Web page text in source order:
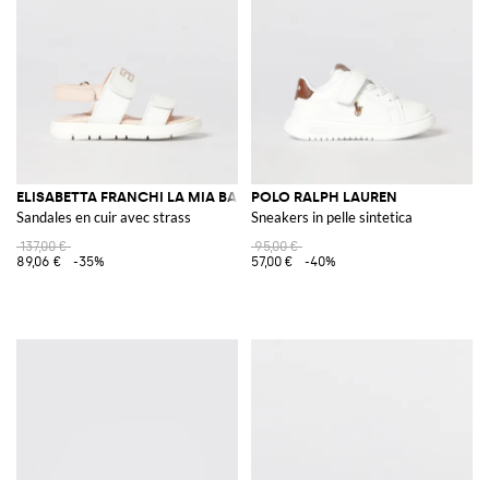
ELISABETTA FRANCHI LA MIA BAMBINA
Sandales en cuir avec strass
137,00 €
89,06 €
-35%
POLO RALPH LAUREN
Sneakers in pelle sintetica
95,00 €
57,00 €
-40%